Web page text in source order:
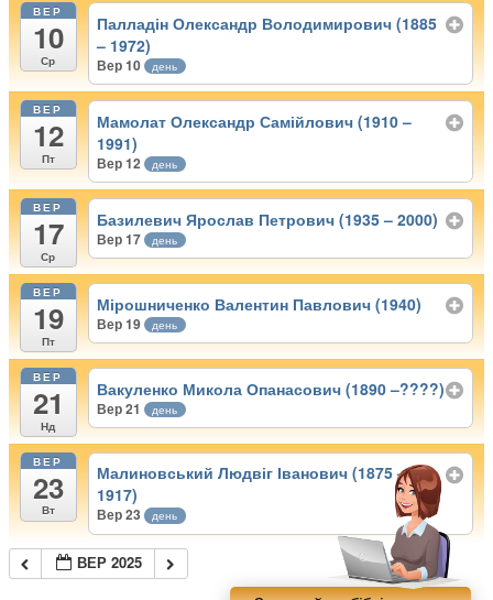
ВЕР
10
Ср
Палладін Олександр Володимирович (1885
– 1972)
Вер 10 день
ВЕР
12
Пт
Мамолат Олександр Самійлович (1910 –
1991)
Вер 12 день
ВЕР
17
Ср
Базилевич Ярослав Петрович (1935 – 2000)
Вер 17 день
ВЕР
19
Пт
Мірошниченко Валентин Павлович (1940)
Вер 19 день
ВЕР
21
Нд
Вакуленко Микола Опанасович (1890 –????)
Вер 21 день
ВЕР
23
Вт
Малиновський Людвіг Іванович (1875 –
1917)
Вер 23 день
ВЕР 2025